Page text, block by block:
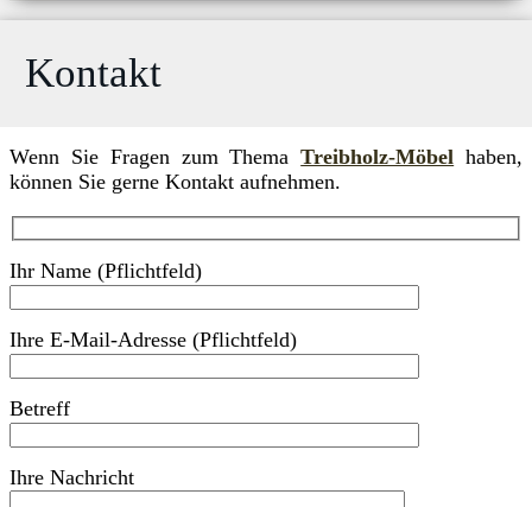
Kontakt
Wenn Sie Fragen zum ThemaTreibholz-Möbel haben,
können Sie gerne Kontakt aufnehmen.
Ihr Name (Pflichtfeld)
Ihre E-Mail-Adresse (Pflichtfeld)
Betreff
Ihre Nachricht